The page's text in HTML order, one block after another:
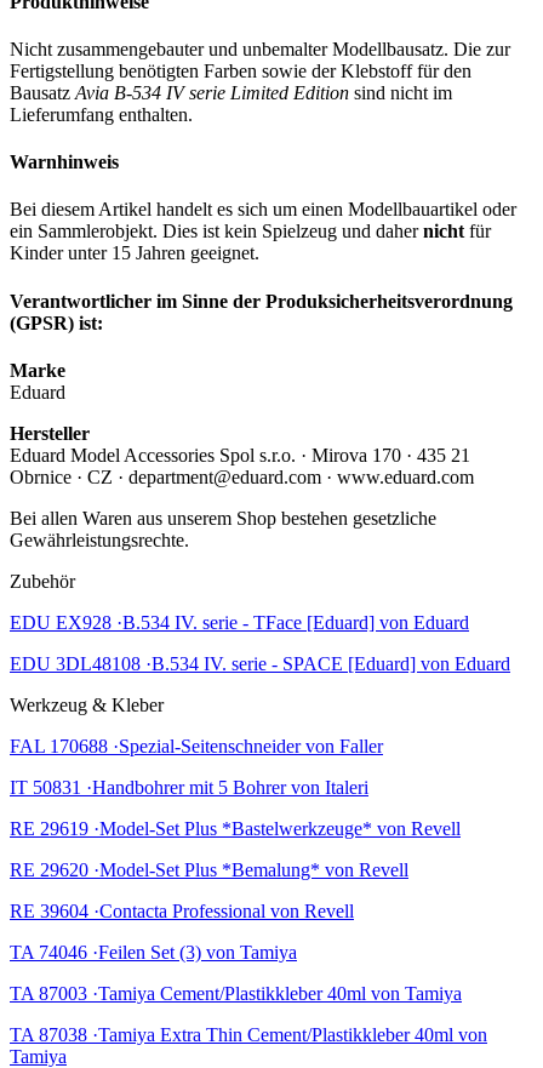
Nicht zusammengebauter und unbemalter Modellbausatz. Die zur
Fertigstellung benötigten Farben sowie der Klebstoff für den
Bausatz Avia B-534 IV serie Limited Edition sind nicht im
Lieferumfang enthalten.
Warnhinweis
Bei diesem Artikel handelt es sich um einen Modellbauartikel oder
ein Sammlerobjekt. Dies ist kein Spielzeug und dahernicht für
Kinder unter 15 Jahren geeignet.
Verantwortlicher im Sinne der Produksicherheitsverordnung
(GPSR) ist:
Marke
Eduard
Hersteller
Eduard Model Accessories Spol s.r.o. · Mirova 170 · 435 21
Obrnice · CZ · department@eduard.com · www.eduard.com
Bei allen Waren aus unserem Shop bestehen gesetzliche
Gewährleistungsrechte.
Zubehör
EDU EX928 ·B.534 IV. serie - TFace [Eduard] von Eduard
EDU 3DL48108 ·B.534 IV. serie - SPACE [Eduard] von Eduard
Werkzeug & Kleber
FAL 170688 ·Spezial-Seitenschneider von Faller
IT 50831 ·Handbohrer mit 5 Bohrer von Italeri
RE 29619 ·Model-Set Plus *Bastelwerkzeuge* von Revell
RE 29620 ·Model-Set Plus *Bemalung* von Revell
RE 39604 ·Contacta Professional von Revell
TA 74046 ·Feilen Set (3) von Tamiya
TA 87003 ·Tamiya Cement/Plastikkleber 40ml von Tamiya
TA 87038 ·Tamiya Extra Thin Cement/Plastikkleber 40ml von
Tamiya